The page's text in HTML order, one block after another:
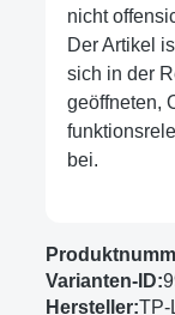
nicht
Der Artikel
sich in der
geöffneten,
bei.
Varianten-ID:
Hersteller:TP-